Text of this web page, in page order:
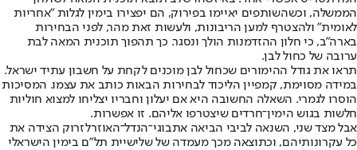
הממשלה, וכשהשותפים יאיימו בפירוק, הם יפצירו בימין לגלות "אחריות
לאומית" ולהצטרף למען הריבונות, ולעשות זאת מהר, לפני הבחירות
בארה"ב, כי חלון ההזדמנות הולך ונסגר. כך תהפוך תוכנית המאה לבת
ערובה של כחול לבן.
תראו את גודל ההימורים שכחול לבן מוכנים לקחת על חשבון עתיד ישראל.
במידה מסוימת, קמפיין הליכוד לבחירות הבאות כותב את עצמו. המסיכות
הוסרו לגמרי. השאלה החשובה היא אם יעלון וחבריו יצליחו למצוא חוליות
חלשות בגוש הימין־חרדים שיצטרפו אליהם. זו אפשרות.
אבל מצד שני, השנאה לביבי הביאה אתבוגי־הנדל־האוזרלזרוק הצידה את
כל עקרונותיהם, וכתוצאה מכך מעמדה של שלישיית תל"ם בימין הישראלי